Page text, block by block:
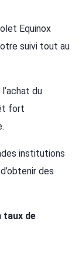
Equinox
suivi tout au
du
fort
institutions
des
taux de